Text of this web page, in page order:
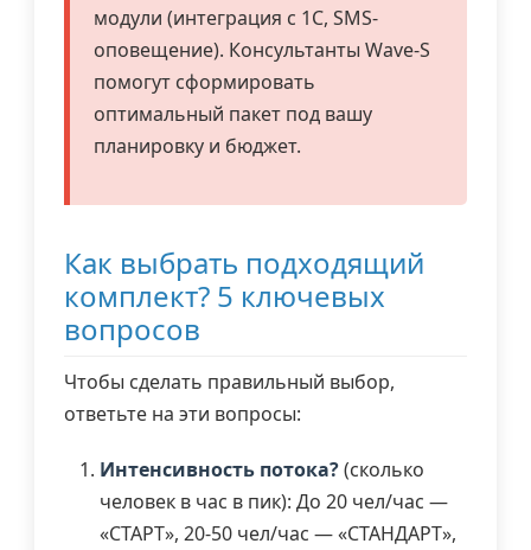
модули (интеграция с 1С, SMS-
оповещение). Консультанты Wave-S
помогут сформировать
оптимальный пакет под вашу
планировку и бюджет.
Как выбрать подходящий
комплект? 5 ключевых
вопросов
Чтобы сделать правильный выбор,
ответьте на эти вопросы:
Интенсивность потока?(сколько
человек в час в пик): До 20 чел/час —
«СТАРТ», 20-50 чел/час — «СТАНДАРТ»,